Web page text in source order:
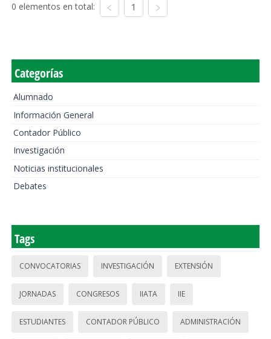
0 elementos en total: 1
Categorías
Alumnado
Información General
Contador Público
Investigación
Noticias institucionales
Debates
Tags
CONVOCATORIAS INVESTIGACIÓN EXTENSIÓN
JORNADAS CONGRESOS IIATA IIE
ESTUDIANTES CONTADOR PÚBLICO ADMINISTRACIÓN